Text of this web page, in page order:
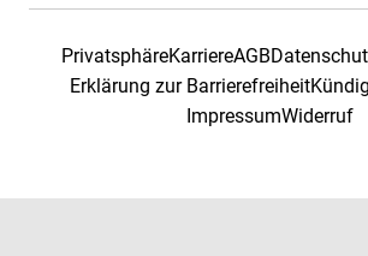
PrivatsphäreKarriereAGB
Erklärung zur Barrierefreiheit
ImpressumWiderruf